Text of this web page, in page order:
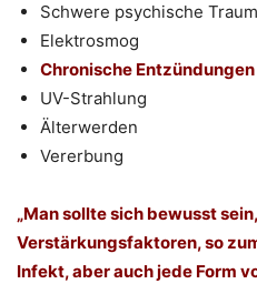
Schwere psychische
Elektrosmog
Chronische Entzündungen
UV-Strahlung
Älterwerden
Vererbung
„Man sollte sich bewusst
Verstärkungsfaktoren, so
Infekt, aber auch jede Form